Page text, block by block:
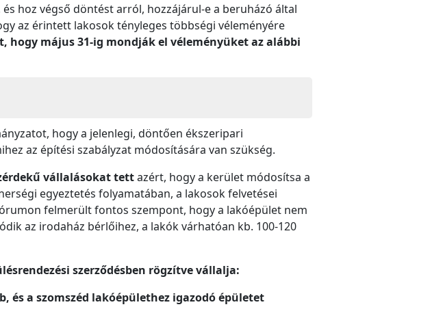
hoz végső döntést arról, hozzájárul-e a beruházó által
az érintett lakosok tényleges többségi véleményére
hogy május 31-ig mondják el véleményüket az alábbi
hogy a jelenlegi, döntően ékszeripari
az építési szabályzat módosítására van szükség.
vállalásokat tettazért, hogy a kerület módosítsa a
egyeztetés folyamatában, a lakosok felvetései
felmerült fontos szempont, hogy a lakóépület nem
az irodaház bérlőihez, a lakók várhatóan kb. 100-120
szerződésben rögzítve vállalja:
és a szomszéd lakóépülethez igazodó épületet